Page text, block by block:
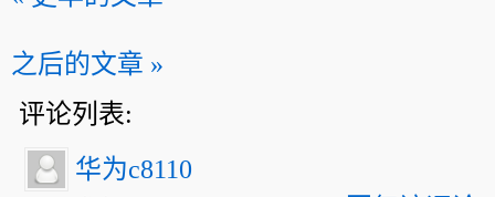
之后的文章 »
评论列表:
华为c8110